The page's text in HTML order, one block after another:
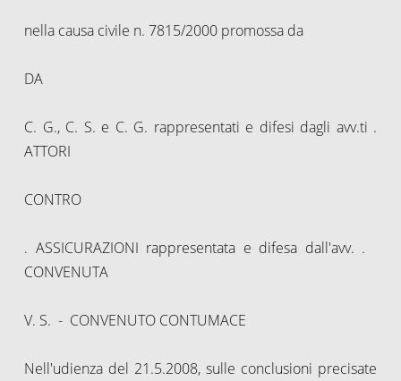
nella causa civile n. 7815/2000 promossa da
DA
C. G., C. S. e C. G. rappresentati e difesi dagli avv.ti .
ATTORI
CONTRO
. ASSICURAZIONI rappresentata e difesa dall'avv. .
CONVENUTA
V. S. - CONVENUTO CONTUMACE
Nell'udienza del 21.5.2008, sulle conclusioni precisate